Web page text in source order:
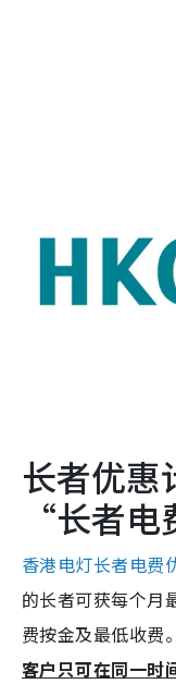
长者优惠
“长者电
香港电灯长者电费
的长者可获每个月
费按金及最低收费
客户只可在同一时